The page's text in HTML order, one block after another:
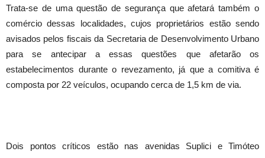
Trata-se de uma questão de segurança que afetará também o
comércio dessas localidades, cujos proprietários estão sendo
avisados pelos fiscais da Secretaria de Desenvolvimento Urbano
para se antecipar a essas questões que afetarão os
estabelecimentos durante o revezamento, já que a comitiva é
composta por 22 veículos, ocupando cerca de 1,5 km de via.
Dois pontos críticos estão nas avenidas Suplici e Timóteo